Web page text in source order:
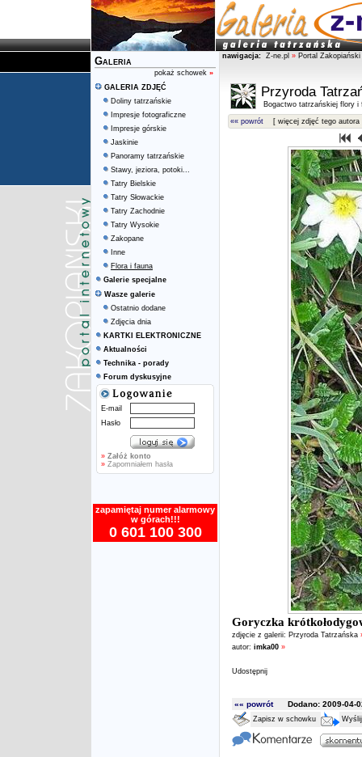
Galeria
pokaż schowek »
GALERIA ZDJĘĆ
Doliny tatrzańskie
Impresje fotograficzne
Impresje górskie
Jaskinie
Panoramy tatrzańskie
Stawy, jeziora, potoki...
Tatry Bielskie
Tatry Słowackie
Tatry Zachodnie
Tatry Wysokie
Zakopane
Inne
Flora i fauna
Galerie specjalne
Wasze galerie
Ostatnio dodane
Zdjęcia dnia
KARTKI ELEKTRONICZNE
Aktualności
Technika - porady
Forum dyskusyjne
E-mail
Hasło
» Załóż konto
» Zapomniałem hasła
zapamiętaj numer alarmowy
w górach!!!
0 601 100 300
nawigacja: Z-ne.pl » Portal Zakopiański
Przyroda
Bogactwo tatrzańskiej flory i
«« powrót [ więcej zdjęć tego autora
Goryczka
zdjęcie z galerii: Przyroda Tatrzańska
autor: imka00 »
Udostępnij
«« powrótDodano: 2009-04-
Zapisz w schowku